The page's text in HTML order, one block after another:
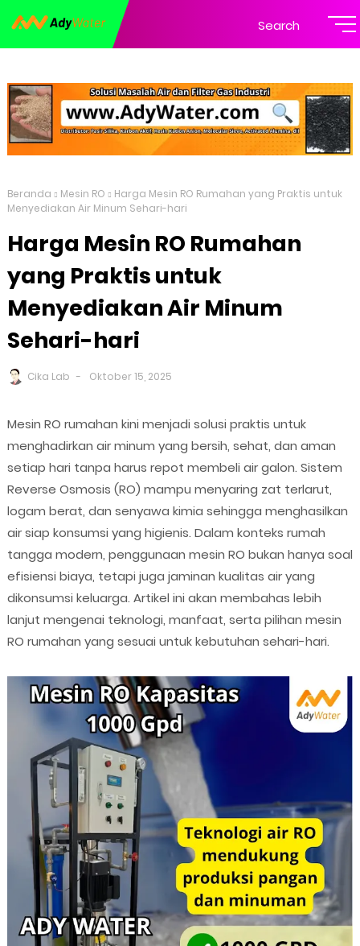
Search
Beranda Mesin RO
Harga Mesin RO Rumahan yang Praktis untuk
Menyediakan Air Minum Sehari-hari
Harga Mesin RO Rumahan
yang Praktis untuk
Menyediakan Air Minum
Sehari-hari
Cika Lab Oktober 15, 2025
Mesin RO rumahan kini menjadi solusi praktis untuk
menghadirkan air minum yang bersih, sehat, dan aman
setiap hari tanpa harus repot membeli air galon. Sistem
Reverse Osmosis (RO) mampu menyaring zat terlarut,
logam berat, dan senyawa kimia sehingga menghasilkan
air siap konsumsi yang higienis. Dalam konteks rumah
tangga modern, penggunaan mesin RO bukan hanya soal
efisiensi biaya, tetapi juga jaminan kualitas air yang
dikonsumsi keluarga. Artikel ini akan membahas lebih
lanjut mengenai teknologi, manfaat, serta pilihan mesin
RO rumahan yang sesuai untuk kebutuhan sehari-hari.